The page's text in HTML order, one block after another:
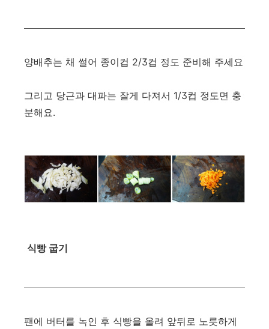
양배추는 채 썰어 종이컵 2/3컵 정도 준비해 주세요
그리고 당근과 대파는 잘게 다져서 1/3컵 정도면 충
분해요.
식빵 굽기
팬에 버터를 녹인 후 식빵을 올려 앞뒤로 노릇하게